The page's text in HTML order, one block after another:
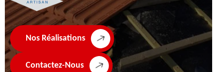
Nos Réalisations
Contactez-Nous